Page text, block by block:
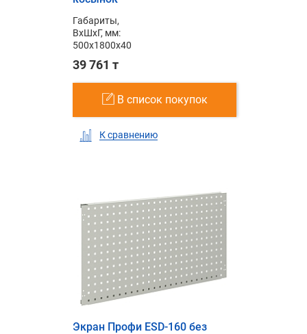
Габариты,
ВxШxГ, мм:
500x1800x40
39 761 т
В список покупок
К сравнению
Экран Профи ESD-160 без